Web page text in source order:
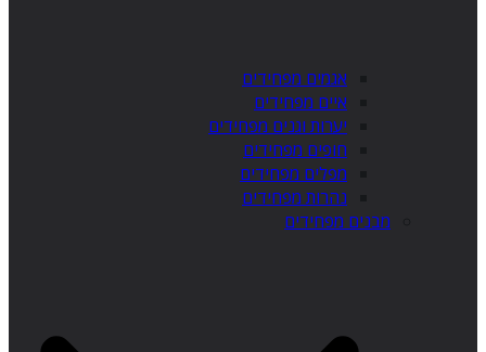
אגמים מפחידים
איים מפחידים
יערות וגנים מפחידים
חופים מפחידים
מפלים מפחידים
נהרות מפחידים
מבנים מפחידים